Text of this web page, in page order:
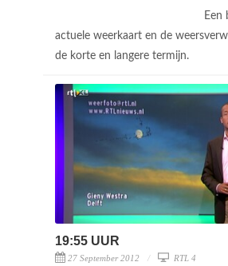
Een
actuele weerkaart en de
de korte en langere termijn.
19:55 UUR
27 September 2012 RTL 4